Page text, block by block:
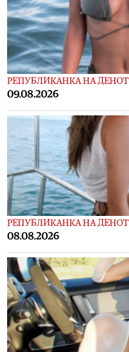
РЕПУБЛИКАНКА НА ДЕНОТ
09.08.2026
РЕПУБЛИКАНКА НА ДЕНОТ
08.08.2026